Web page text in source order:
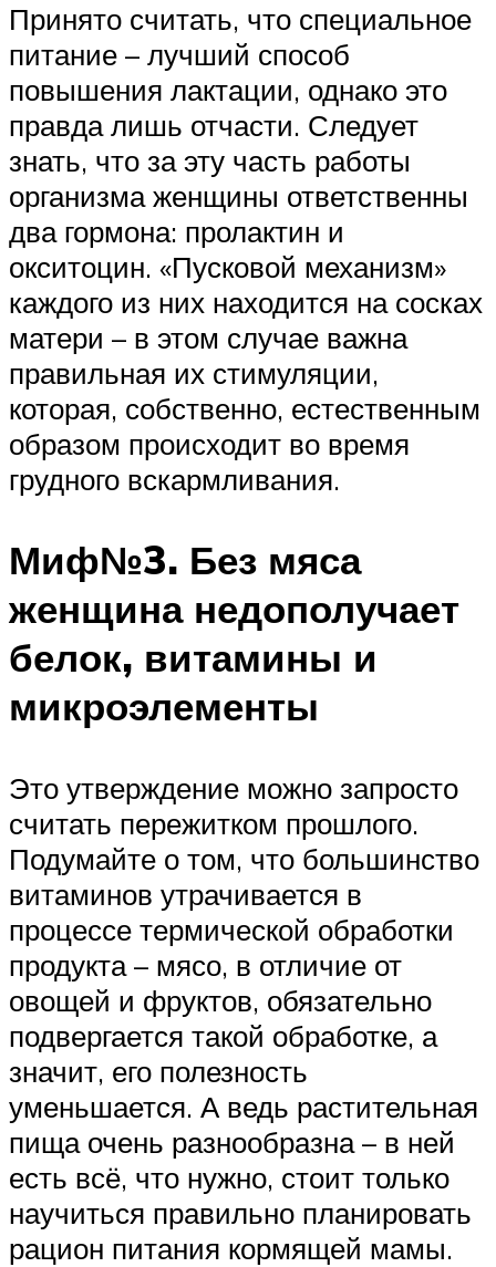
Принято считать, что специальное
питание – лучший способ
повышения лактации, однако это
правда лишь отчасти. Следует
знать, что за эту часть работы
организма женщины ответственны
два гормона: пролактин и
окситоцин. «Пусковой механизм»
каждого из них находится на сосках
матери – в этом случае важна
правильная их стимуляции,
которая, собственно, естественным
образом происходит во время
грудного вскармливания.
Миф№3. Без мяса
женщина недополучает
белок, витамины и
микроэлементы
Это утверждение можно запросто
считать пережитком прошлого.
Подумайте о том, что большинство
витаминов утрачивается в
процессе термической обработки
продукта – мясо, в отличие от
овощей и фруктов, обязательно
подвергается такой обработке, а
значит, его полезность
уменьшается. А ведь растительная
пища очень разнообразна – в ней
есть всё, что нужно, стоит только
научиться правильно планировать
рацион питания кормящей мамы.